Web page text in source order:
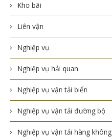
Kho bãi
Liên vận
Nghiệp vụ
Nghiệp vụ hải quan
Nghiệp vụ vận tải biển
Nghiệp vụ vận tải đường bộ
Nghiệp vụ vận tải hàng không